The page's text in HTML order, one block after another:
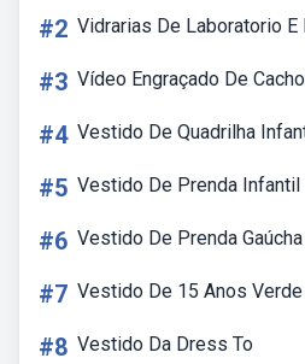
#2 Vidrarias De Laboratorio E
#3 Vídeo Engraçado De
#4 Vestido De Quadrilha
#5 Vestido De Prenda Infantil
#6 Vestido De Prenda Gaúcha
#7 Vestido De 15 Anos Verde
#8 Vestido Da Dress To